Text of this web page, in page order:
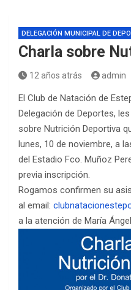
DELEGACIÓN MUNICIPAL DE
Charla sobre
12 años atrás admin
El Club de Natación de
Delegación de Deportes,
sobre Nutrición Deportiva
lunes, 10 de noviembre, a
del Estadio Fco. Muñoz
previa inscripción.
Rogamos confirmen su
al email:
a la atención de María